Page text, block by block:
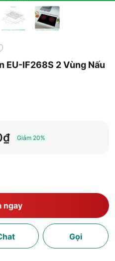
EU-IF268S 2 Vùng Nấu
Giảm 20%
ngay
Gọi